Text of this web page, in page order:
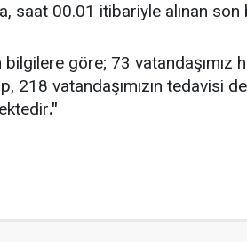
saat 00.01 itibariyle alınan son
bilgilere göre; 73 vatandaşımız
218 vatandaşımızın tedavisi
."